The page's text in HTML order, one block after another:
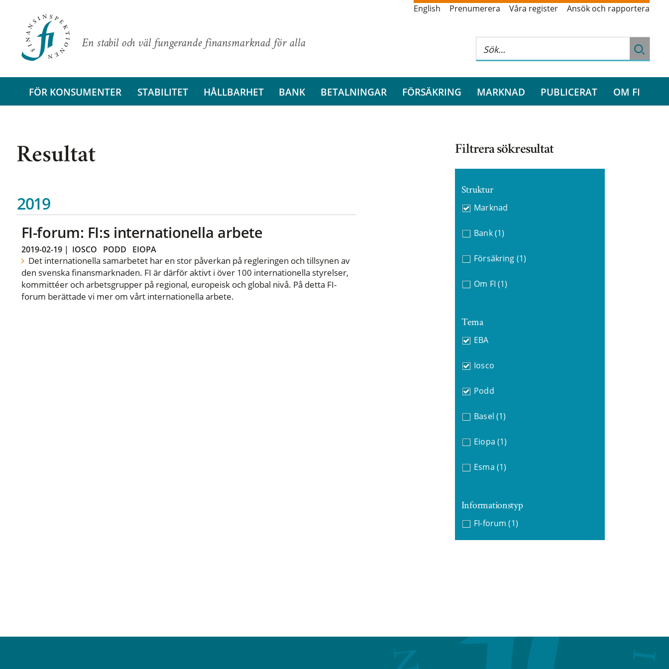
En stabil och väl fungerande finansmarknad för alla
English Prenumerera Våra register Ansök och rapportera
FÖR KONSUMENTER STABILITET HÅLLBARHET BANK BETALNINGAR FÖRSÄKRING MARKNAD PUBLICERAT OM FI
Resultat
2019
FI-forum: FI:s internationella arbete
2019-02-19| IOSCO PODD EIOPA
Det internationella samarbetet har en stor påverkan på regleringen och tillsynen av
den svenska finansmarknaden. FI är därför aktivt i över 100 internationella styrelser,
kommittéer och arbetsgrupper på regional, europeisk och global nivå. På detta FI-
forum berättade vi mer om vårt internationella arbete.
Filtrera sökresultat
Struktur
Marknad
Bank (1)
Försäkring (1)
Om FI (1)
Tema
EBA
Iosco
Podd
Basel (1)
Eiopa (1)
Esma (1)
Informationstyp
FI-forum (1)